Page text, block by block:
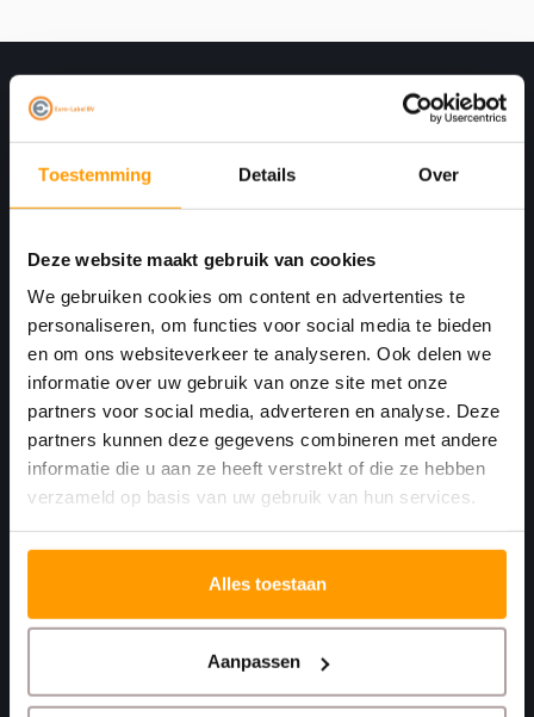
Toestemming Details Over
Deze website maakt gebruik van cookies
We gebruiken cookies om content en advertenties te
personaliseren, om functies voor social media te bieden
en om ons websiteverkeer te analyseren. Ook delen we
informatie over uw gebruik van onze site met onze
partners voor social media, adverteren en analyse. Deze
partners kunnen deze gegevens combineren met andere
informatie die u aan ze heeft verstrekt of die ze hebben
verzameld op basis van uw gebruik van hun services.
Alles toestaan
Aanpassen
Print. Plak. Klaar. Met een partner die met je
meedenkt.
Havenkant 6
4781 AA
Moerdijk Nederland
+31 (0)168 416 513
info@euro-label.nl